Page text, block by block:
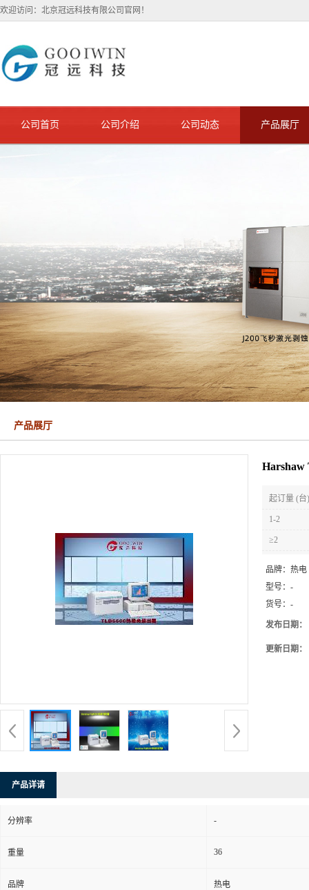
欢迎访问：北京冠远科技有限公司官网！
公司首页 公司介绍 公司动态 产品展厅
产品展厅
Harshaw
起订量 (台)
1-2
≥2
品牌： 热电
型号： -
货号： -
发布日期：
更新日期：
产品详请
分辨率 -
重量 36
品牌 热电